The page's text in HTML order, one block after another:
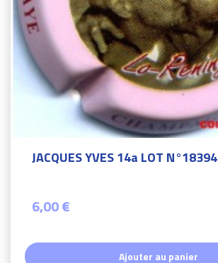
JACQUES YVES 14a LOT N°18394
6,00 €
Ajouter au panier